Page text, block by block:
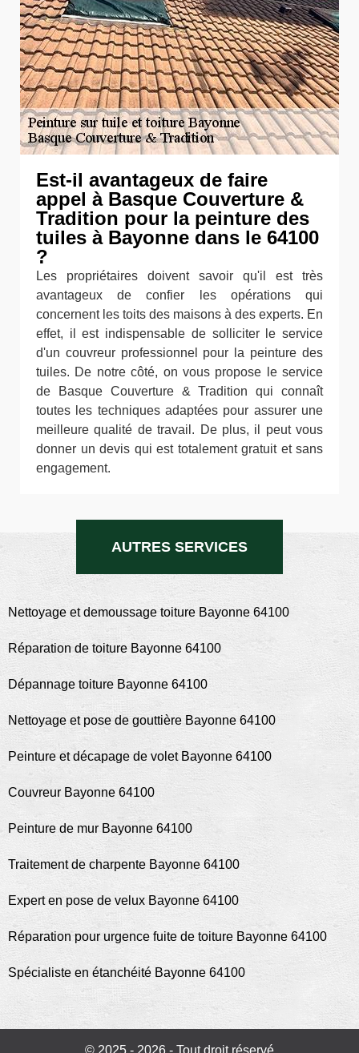
Est-il avantageux de faire
appel à Basque Couverture &
Tradition pour la peinture des
tuiles à Bayonne dans le 64100
?
Les propriétaires doivent savoir qu'il est très
avantageux de confier les opérations qui
concernent les toits des maisons à des experts. En
effet, il est indispensable de solliciter le service
d'un couvreur professionnel pour la peinture des
tuiles. De notre côté, on vous propose le service
de Basque Couverture & Tradition qui connaît
toutes les techniques adaptées pour assurer une
meilleure qualité de travail. De plus, il peut vous
donner un devis qui est totalement gratuit et sans
engagement.
AUTRES SERVICES
Nettoyage et demoussage toiture Bayonne 64100
Réparation de toiture Bayonne 64100
Dépannage toiture Bayonne 64100
Nettoyage et pose de gouttière Bayonne 64100
Peinture et décapage de volet Bayonne 64100
Couvreur Bayonne 64100
Peinture de mur Bayonne 64100
Traitement de charpente Bayonne 64100
Expert en pose de velux Bayonne 64100
Réparation pour urgence fuite de toiture Bayonne 64100
Spécialiste en étanchéité Bayonne 64100
© 2025 - 2026 - Tout droit réservé